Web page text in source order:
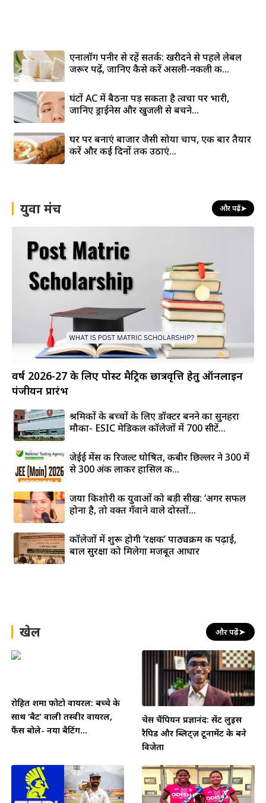
एनालॉग पनीर से रहें सतर्क: खरीदने से पहले लेबल
जरूर पढ़ें, जानिए कैसे करें असली-नकली की...
घंटों AC में बैठना पड़ सकता है त्वचा पर भारी,
जानिए ड्राईनेस और खुजली से बचने...
घर पर बनाएं बाजार जैसी सोया चाप, एक बार तैयार
करें और कई दिनों तक उठाएं...
युवा मंच और पढ़ें➤
वर्ष 2026-27 के लिए पोस्ट मैट्रिक छात्रवृत्ति हेतु ऑनलाइन
पंजीयन प्रारंभ
श्रमिकों के बच्चों के लिए डॉक्टर बनने का सुनहरा
मौका- ESIC मेडिकल कॉलेजों में 700 सीटें...
जेईई मेंस की रिजल्ट घोषित, कबीर छिल्लर ने 300 में
से 300 अंक लाकर हासिल की...
जया किशोरी की युवाओं को बड़ी सीख: ‘अगर सफल
होना है, तो वक्त गँवाने वाले दोस्तों...
कॉलेजों में शुरू होगी ‘रक्षक’ पाठ्यक्रम की पढ़ाई,
बाल सुरक्षा को मिलेगा मजबूत आधार
खेल और पढ़ें➤
रोहित शर्मा फोटो वायरल: बच्चे के
साथ ‘बैट’ वाली तस्वीर वायरल,
फैंस बोले- नया बैटिंग...
चेस चैंपियन प्रज्ञानंद: सेंट लुइस
रैपिड और ब्लिट्ज़ टूर्नामेंट के बने
विजेता